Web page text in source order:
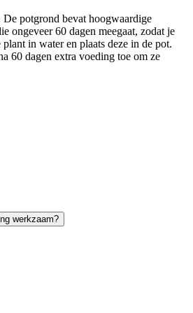
potgrond bevat hoogwaardige
ongeveer 60 dagen meegaat, zodat je
in water en plaats deze in de pot.
60 dagen extra voeding toe om ze
werkzaam?